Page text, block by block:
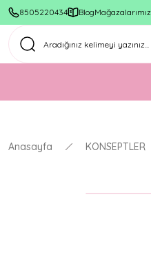
8505220434 BlogMağazalarımız
Anasayfa KONSEPTLER